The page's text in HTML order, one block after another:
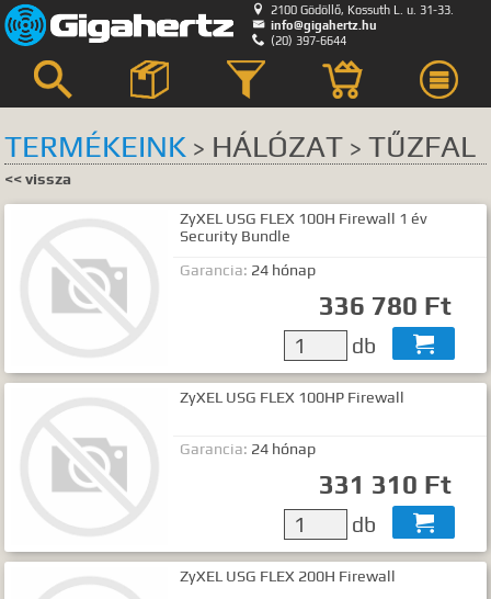
 2100 Gödöllő, Kossuth L. u. 31-33.
info@gigahertz.hu
(20) 397-6644

KERESÉS HELYE
összes egyik sem
Bemutatkozás
Hírek, akciók
Szerviz
GyIK.
Termék kategóriák
Termék nevek
Termék leírások
Gyártók
TALÁLATOK
TERMÉKEINK > HÁLÓZAT > TŰZFAL
<< vissza
ZyXEL USG FLEX 100H Firewall 1 év
Security Bundle
Garancia: 24 hónap
336 780 Ft
db 
ZyXEL USG FLEX 100HP Firewall
Garancia: 24 hónap
331 310 Ft
db 
ZyXEL USG FLEX 200H Firewall